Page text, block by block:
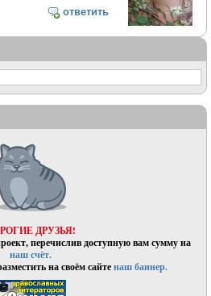
ответить
ДРУЗЬЯ!
перечислив доступную вам сумму на
наш счёт.
на своём сайтенаш баннер.